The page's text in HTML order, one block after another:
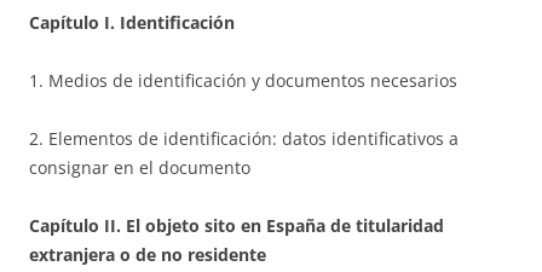
Capítulo I. Identificación
1. Medios de identificación y documentos necesarios
2. Elementos de identificación: datos identificativos a
consignar en el documento
Capítulo II. El objeto sito en España de titularidad
extranjera o de no residente